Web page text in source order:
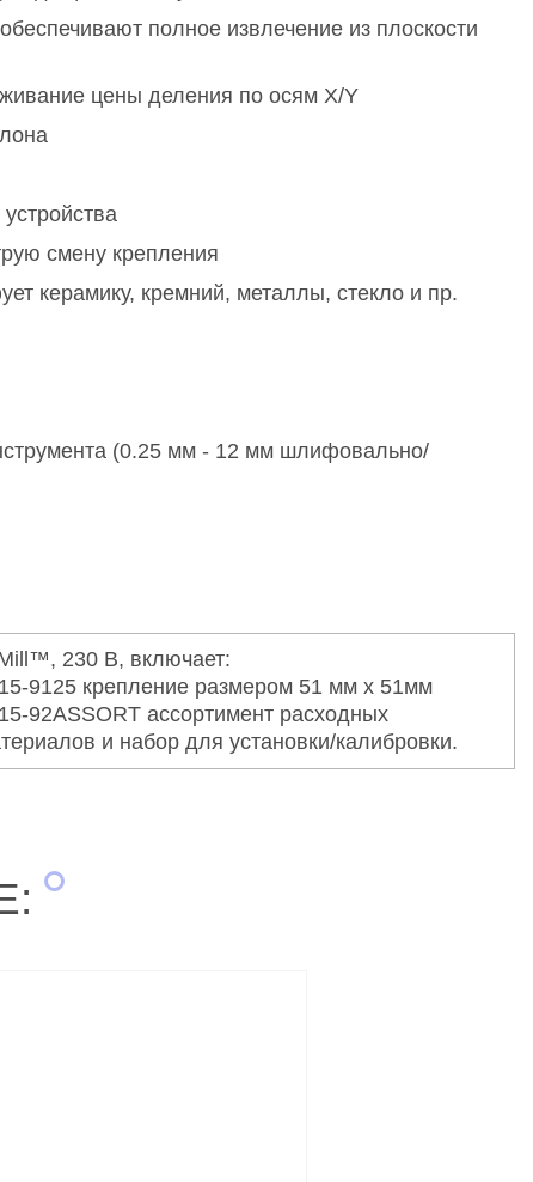
полное извлечение из плоскости
цены деления по осям X/Y
смену крепления
керамику, кремний, металлы, стекло и пр.
(0.25 мм - 12 мм шлифовально/
230 В, включает:
9125 крепление размером 51 мм x 51мм
92ASSORT ассортимент расходных
и набор для установки/калибровки.